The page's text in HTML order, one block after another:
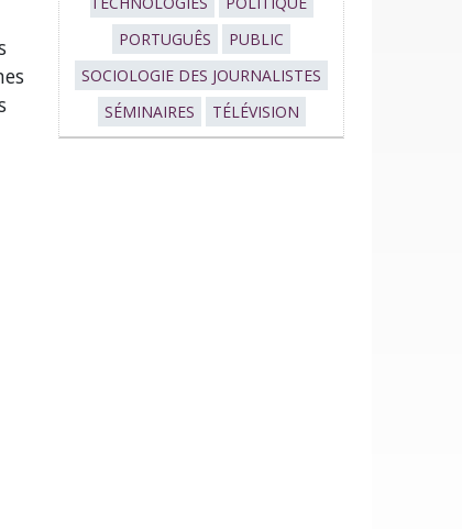
PORTUGUÊS
PUBLIC
SOCIOLOGIE DES JOURNALISTES
SÉMINAIRES
TÉLÉVISION